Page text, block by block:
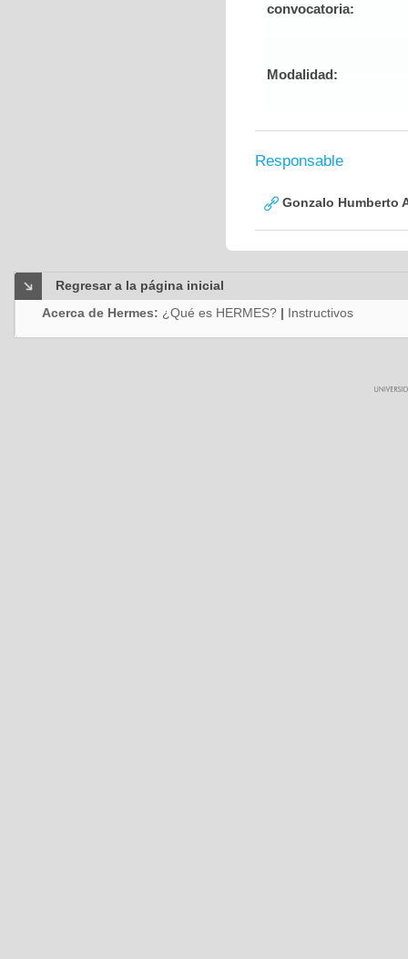
convocatoria:
Modalidad:
Responsable
Gonzalo Humberto
Regresar a la página inicial
Acerca de Hermes: ¿Qué es HERMES? | Instructivos